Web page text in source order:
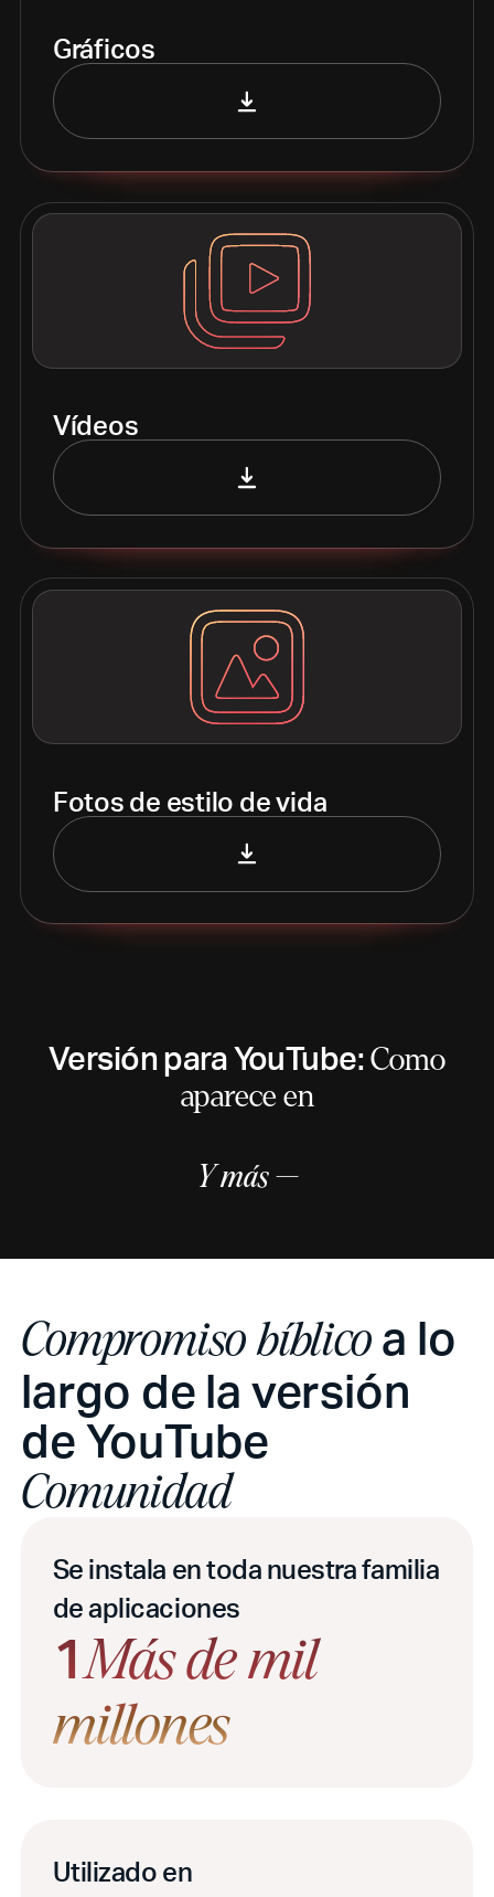
Gráficos
Vídeos
Fotos de estilo de vida
Versión para YouTube:Como
aparece en
Y más —
Compromiso bíblico a lo
largo de la versión
de YouTube
Comunidad
Se instala en toda nuestra familia
de aplicaciones
1Más de mil
millones
Utilizado en